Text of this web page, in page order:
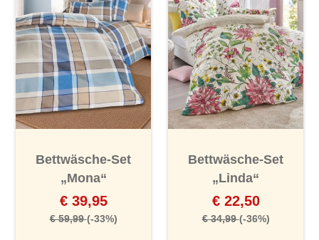
Bettwäsche-Set
„Mona“
€ 39,95
€ 59,99(-33%)
Bettwäsche-Set
„Linda“
€ 22,50
€ 34,99(-36%)